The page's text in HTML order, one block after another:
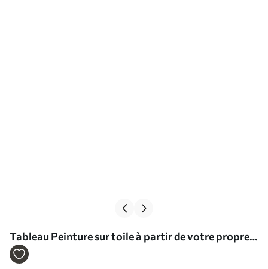
Tableau Peinture sur toile à partir de votre propre
photo Nr s34710